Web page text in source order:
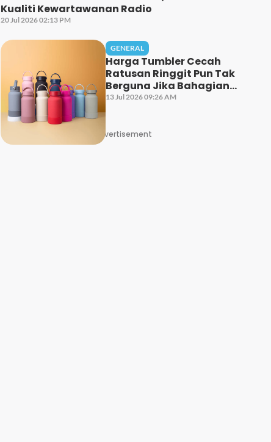
Kualiti Kewartawanan Radio
20 Jul 2026 02:13 PM
GENERAL
Harga Tumbler Cecah
Ratusan Ringgit Pun Tak
Berguna Jika Bahagian
Ini Tak Dicuci Dengan
13 Jul 2026 09:26 AM
Advertisement